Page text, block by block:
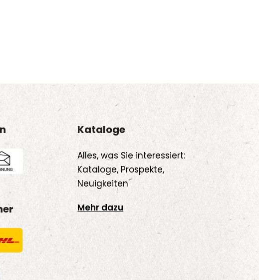
Kataloge
Alles, was Sie interessiert:
Kataloge, Prospekte,
Neuigkeiten
Mehr dazu